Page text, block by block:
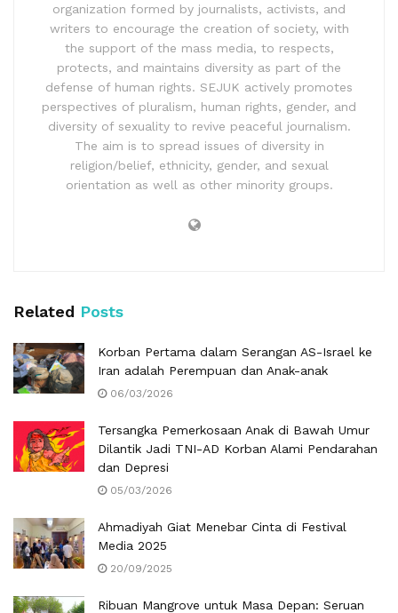
organization formed by journalists, activists, and
writers to encourage the creation of society, with
the support of the mass media, to respects,
protects, and maintains diversity as part of the
defense of human rights. SEJUK actively promotes
perspectives of pluralism, human rights, gender, and
diversity of sexuality to revive peaceful journalism.
The aim is to spread issues of diversity in
religion/belief, ethnicity, gender, and sexual
orientation as well as other minority groups.
Related Posts
Korban Pertama dalam Serangan AS-Israel ke
Iran adalah Perempuan dan Anak-anak
06/03/2026
Tersangka Pemerkosaan Anak di Bawah Umur
Dilantik Jadi TNI-AD Korban Alami Pendarahan
dan Depresi
05/03/2026
Ahmadiyah Giat Menebar Cinta di Festival
Media 2025
20/09/2025
Ribuan Mangrove untuk Masa Depan: Seruan